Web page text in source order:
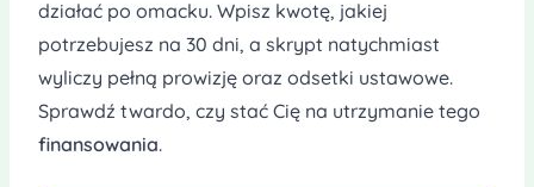
działać po omacku. Wpisz kwotę, jakiej
potrzebujesz na 30 dni, a skrypt natychmiast
wyliczy pełną prowizję oraz odsetki ustawowe.
Sprawdź twardo, czy stać Cię na utrzymanie tego
finansowania.